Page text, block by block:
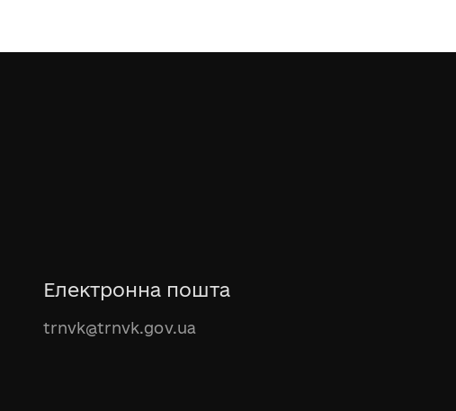
Електронна пошта
trnvk@trnvk.gov.ua